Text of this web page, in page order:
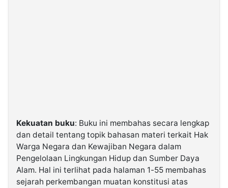
Kekuatan buku: Buku ini membahas secara lengkap
dan detail tentang topik bahasan materi terkait Hak
Warga Negara dan Kewajiban Negara dalam
Pengelolaan Lingkungan Hidup dan Sumber Daya
Alam. Hal ini terlihat pada halaman 1-55 membahas
sejarah perkembangan muatan konstitusi atas